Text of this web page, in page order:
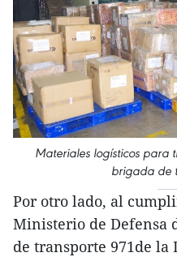
Materiales logísticos para
brigada de
Por otro lado, al
Ministerio de Defensa
de transporte 971de la